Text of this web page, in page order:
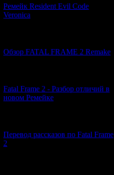
Ремейк Resident Evil Code
Veronica
Обзор FATAL FRAME 2 Remake
Fatal Frame 2 - Разбор отличий в
новом Ремейке
Перевод рассказов по Fatal Frame
2